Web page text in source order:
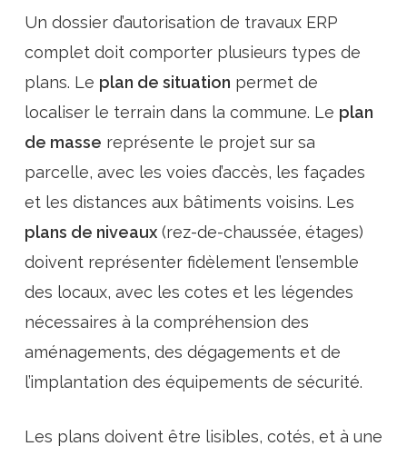
Un dossier d’autorisation de travaux ERP
complet doit comporter plusieurs types de
plans. Le plan de situation permet de
localiser le terrain dans la commune. Le plan
de masse représente le projet sur sa
parcelle, avec les voies d’accès, les façades
et les distances aux bâtiments voisins. Les
plans de niveaux(rez-de-chaussée, étages)
doivent représenter fidèlement l’ensemble
des locaux, avec les cotes et les légendes
nécessaires à la compréhension des
aménagements, des dégagements et de
l’implantation des équipements de sécurité.
Les plans doivent être lisibles, cotés, et à une